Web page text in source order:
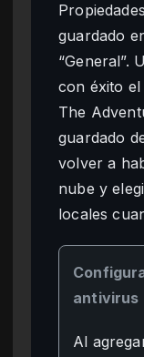
guardado
“General”.
con éxito el
The
guardado
volver a
nube y
locales
antivirus
Al